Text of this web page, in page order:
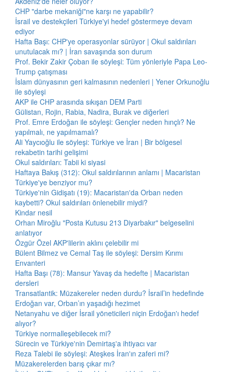
CHP "darbe mekaniği"ne karşı ne yapabilir?
İsrail ve destekçileri Türkiye'yi hedef göstermeye devam
ediyor
Hafta Başı: CHP'ye operasyonlar sürüyor | Okul saldırıları
unutulacak mı? | İran savaşında son durum
Prof. Bekir Zakir Çoban ile söyleşi: Tüm yönleriyle Papa Leo-
Trump çatışması
İslam dünyasının geri kalmasının nedenleri | Yener Orkunoğlu
ile söyleşi
AKP ile CHP arasında sıkışan DEM Parti
Gülistan, Rojin, Rabia, Nadira, Burak ve diğerleri
Prof. Emre Erdoğan ile söyleşi: Gençler neden hınçlı? Ne
yapılmalı, ne yapılmamalı?
Ali Yaycıoğlu ile söyleşi: Türkiye ve İran | Bir bölgesel
rekabetin tarihi gelişimi
Okul saldırıları: Tabii ki siyasi
Haftaya Bakış (312): Okul saldırılarının anlamı | Macaristan
Türkiye'ye benziyor mu?
Türkiye'nin Gidişatı (19): Macaristan'da Orban neden
kaybetti? Okul saldırıları önlenebilir miydi?
Kindar nesil
Orhan Miroğlu "Posta Kutusu 213 Diyarbakır" belgeselini
anlatıyor
Özgür Özel AKP'lilerin aklını çelebilir mi
Bülent Bilmez ve Cemal Taş ile söyleşi: Dersim Kırımı
Envanteri
Hafta Başı (78): Mansur Yavaş da hedefte | Macaristan
dersleri
Transatlantik: Müzakereler neden durdu? İsrail’in hedefinde
Erdoğan var, Orban’ın yaşadığı hezimet
Netanyahu ve diğer İsrail yöneticileri niçin Erdoğan'ı hedef
alıyor?
Türkiye normalleşebilecek mi?
Sürecin ve Türkiye'nin Demirtaş'a ihtiyacı var
Reza Talebi ile söyleşi: Ateşkes İran'ın zaferi mi?
Müzakerelerden barış çıkar mı?